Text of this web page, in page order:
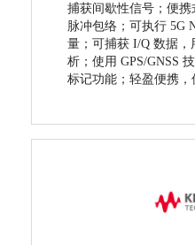
捕获间歇性信号；便
脉冲包络；可执行 5G
量；可捕获 I/Q 数据
析；使用 GPS/GNSS
标记功能；轻盈便携，